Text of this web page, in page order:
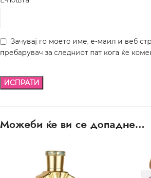
Зачувај го моето име, е-маил и веб
пребарувач за следниот пат кога ќе
Можеби ќе ви се допадне…